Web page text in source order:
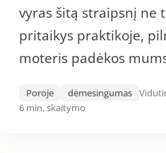
vyras šitą straipsnį ne
pritaikys praktikoje,
moteris padėkos
Poroje dėmesingumas
6 min. skaitymo